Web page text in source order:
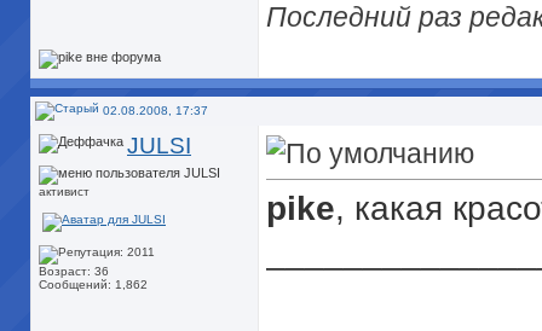
Последний раз
02.08.2008, 17:37
JULSI
активист
Возраст: 36
Сообщений: 1,862
pike, какая